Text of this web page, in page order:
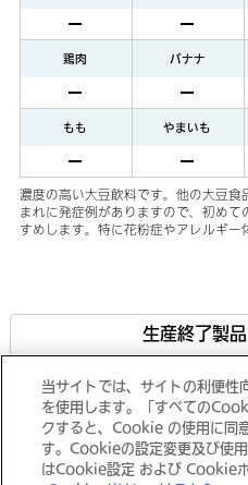
鶏肉 バナナ
もも やまいも
濃度の高い大豆飲料です。他の大豆食
まれに発症例がありますので、初め
すめします。特に花粉症やアレルギー
生産終了製
製品情報
当サイトでは、サイトの利便
を使用します。「すべての
クすると、Cookie の使用に同
す。Cookieの設定変更及び使
はCookie設定 および Cookieポ